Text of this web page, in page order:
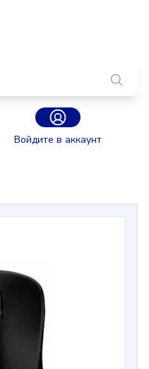
Войдите в аккаунт